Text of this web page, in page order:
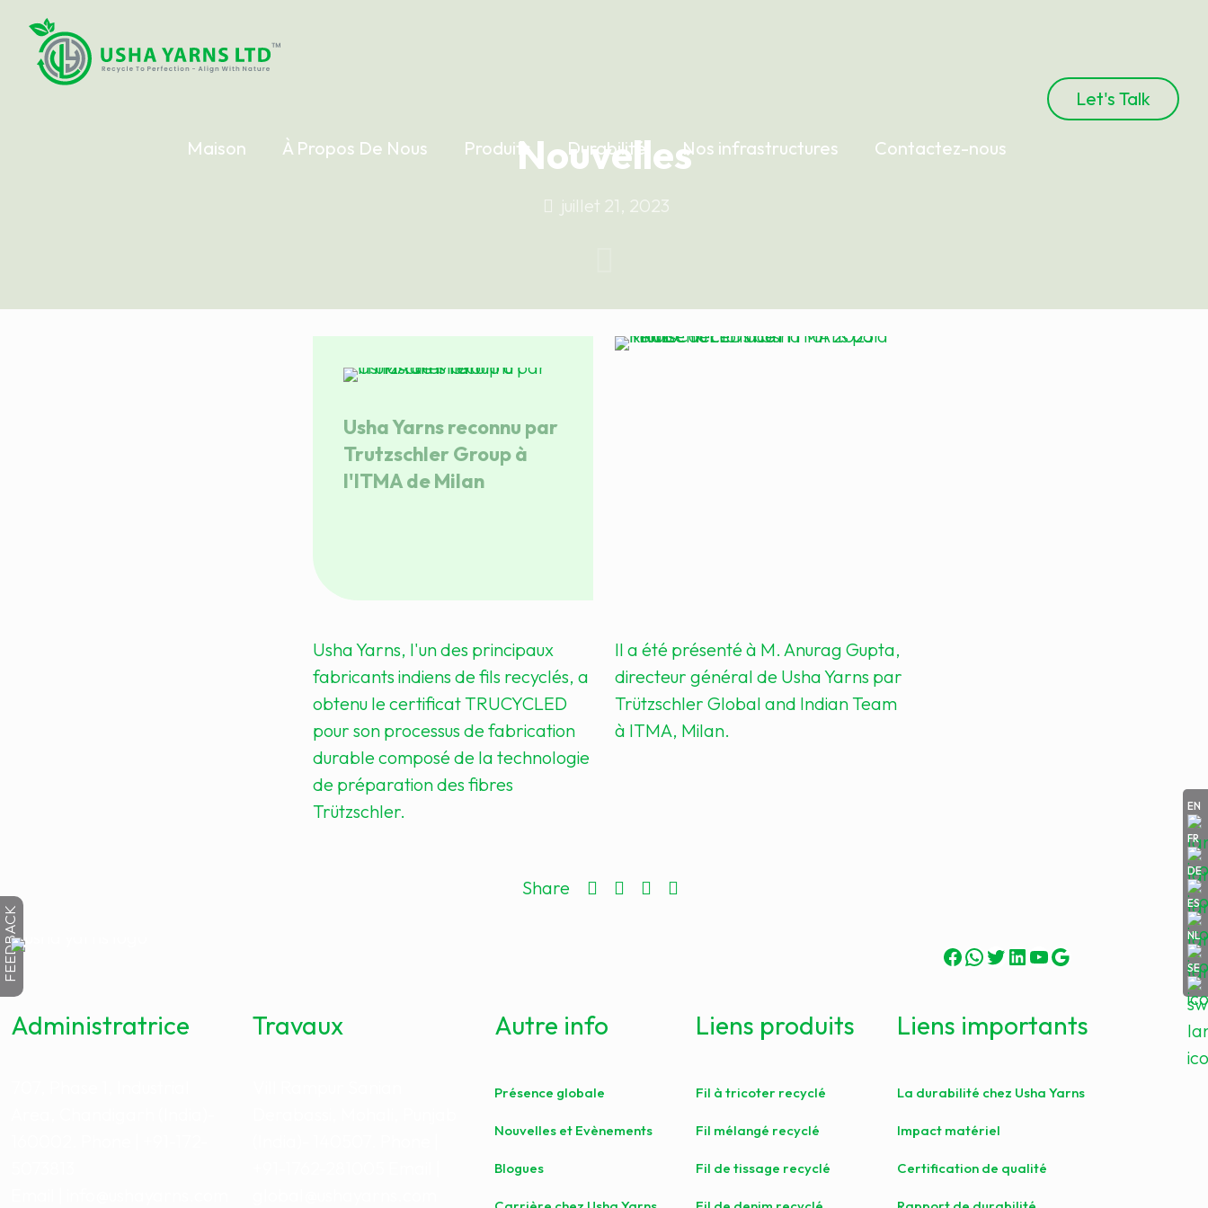
Maison À Propos De Nous Produits Durabilité Nos infrastructures Contactez-nous
Let's Talk
Nouvelles
juillet 21, 2023
Usha Yarns reconnu par
Trutzschler Group à
l'ITMA de Milan
Usha Yarns, l'un des principaux
fabricants indiens de fils recyclés, a
obtenu le certificat TRUCYCLED
pour son processus de fabrication
durable composé de la technologie
de préparation des fibres
Trützschler.
Il a été présenté à M. Anurag Gupta,
directeur général de Usha Yarns par
Trützschler Global and Indian Team
à ITMA, Milan.
Share
Facebook
WhatsApp
Twitter
LinkedIn
YouTube
Google
Administratrice Travaux Autre info
Présence globale
Nouvelles et Evènements
Blogues
Liens produits
Fil à tricoter recyclé
Fil mélangé recyclé
Fil de tissage recyclé
Liens importants
La durabilité chez Usha Yarns
Impact matériel
Certification de qualité
EN
FR
DE
ES
NL
SE
FEEDBACK